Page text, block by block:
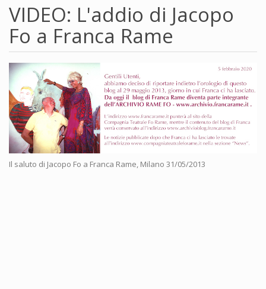
VIDEO: L'addio di Jacopo
Fo a Franca Rame
Il saluto di Jacopo Fo a Franca Rame, Milano 31/05/2013